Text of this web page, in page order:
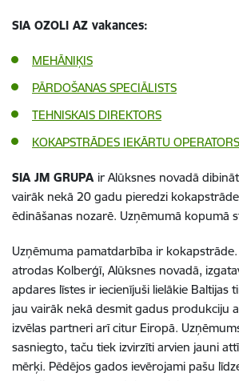
SIA OZOLI AZ vakances:
MEHĀNIĶIS
PĀRDOŠANAS SPECIĀLISTS
TEHNISKAIS DIREKTORS
KOKAPSTRĀDES IEKĀRTU OPERATORS
SIA JM GRUPA ir Alūksnes novadā
vairāk nekā 20 gadu pieredzi
ēdināšanas nozarē. Uzņēmumā kopumā
Uzņēmuma pamatdarbība ir kokapstrāde.
atrodas Kolberģī, Alūksnes novadā,
apdares līstes ir iecienījuši lielākie Baltijas
jau vairāk nekā desmit gadus produkciju
izvēlas partneri arī citur Eiropā.
sasniegto, taču tiek izvirzīti arvien jauni
mērķi. Pēdējos gados ievērojami pašu